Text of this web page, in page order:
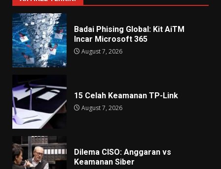
Badai Phising Global: Kit AiTM
Incar Microsoft 365
August 7, 2026
15 Celah Keamanan TP-Link
August 7, 2026
Dilema CISO: Anggaran vs
Keamanan Siber